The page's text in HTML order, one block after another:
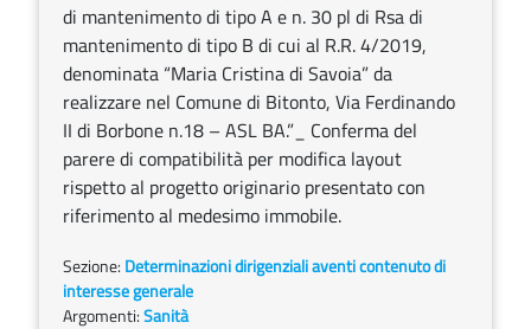
di mantenimento di tipo A e n. 30 pl di Rsa di
mantenimento di tipo B di cui al R.R. 4/2019,
denominata “Maria Cristina di Savoia” da
realizzare nel Comune di Bitonto, Via Ferdinando
II di Borbone n.18 – ASL BA.”_ Conferma del
parere di compatibilità per modifica layout
rispetto al progetto originario presentato con
riferimento al medesimo immobile.
Sezione: Determinazioni dirigenziali aventi contenuto di
interesse generale
Argomenti:Sanità